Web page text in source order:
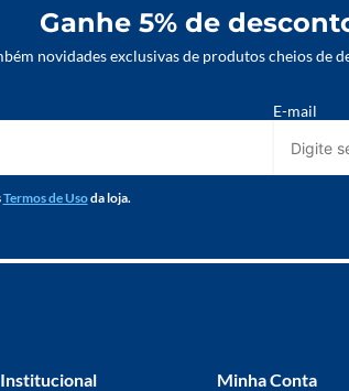
Ganhe 5% de
novidades exclusivas de produtos cheios
E-mail
Termos de Usoda loja.
Institucional Minha Conta